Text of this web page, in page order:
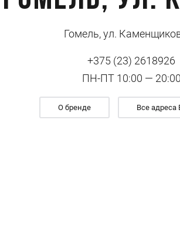
Гомель, ул.
+375 (23) 2618926
ПН-ПТ 10:00 — 20:00
О бренде Все адреса